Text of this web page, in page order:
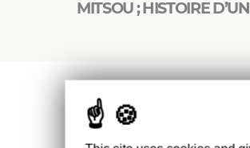
MITSOU ; HISTOIRE
dessins dans un recueil préfacé par Rilke,
intitulé «Mitsou», nom d’un chat qu’il avait
trouvé. Les quarante dessins du recueil
précédés des lettres à un jeune peintre,
en français par Rilke, adressées à Balthus